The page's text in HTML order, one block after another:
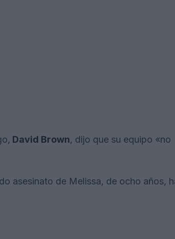
David Brown, dijo que su equipo «no
asesinato de Melissa, de ocho años,